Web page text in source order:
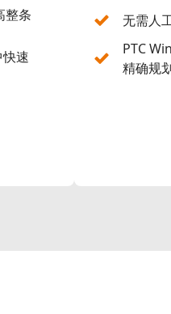
整条
速
无需人
PTC
精确规